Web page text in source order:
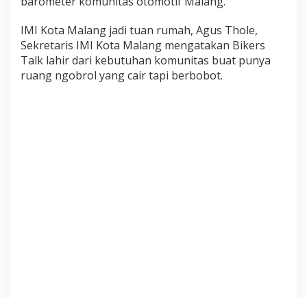
s
a
r
i
IMI Kota Malang jadi tuan rumah, Agus Thole,
Sekretaris IMI Kota Malang mengatakan Bikers
Talk lahir dari kebutuhan komunitas buat punya
ruang ngobrol yang cair tapi berbobot.